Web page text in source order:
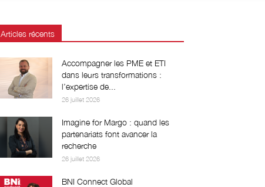
Articles récents
Accompagner les PME et ETI
dans leurs transformations :
l’expertise de...
26 juillet 2026
Imagine for Margo : quand les
partenariats font avancer la
recherche
26 juillet 2026
BNI Connect Global